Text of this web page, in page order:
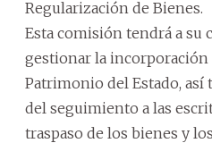
Regularización de Bienes.
Esta comisión tendrá a su
gestionar la incorporación
Patrimonio del Estado, así
del seguimiento a las
traspaso de los bienes y